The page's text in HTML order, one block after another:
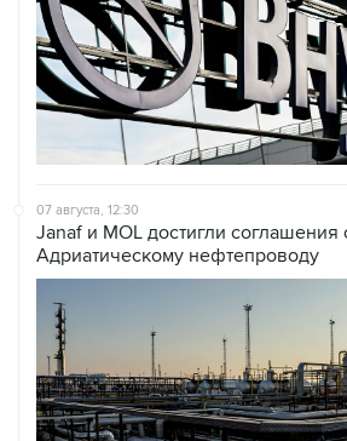
07 августа, 12:30
Janaf и MOL достигли соглашения
Адриатическому нефтепроводу